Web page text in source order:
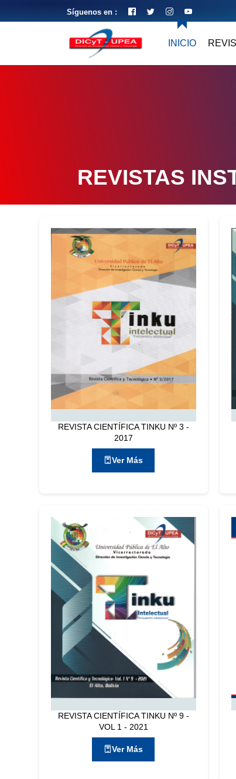
Síguenos en :
INICIO
REVISTAS
REVISTA CIENTÍFICA TINKU Nº 3 -
2017
Ver Más
REVISTA CIENTÍFICA TINKU Nº 9 -
VOL 1 - 2021
Ver Más